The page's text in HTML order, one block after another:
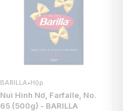
BARILLA•Hộp
Nui Hình Nơ, Farfalle, No.
65 (500g) - BARILLA